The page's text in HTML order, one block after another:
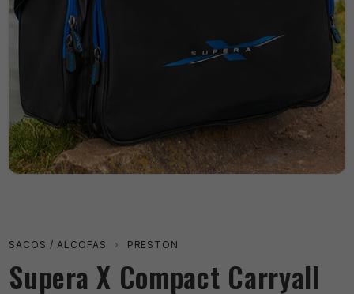
SACOS / ALCOFAS › PRESTON
Supera X Compact Carryall